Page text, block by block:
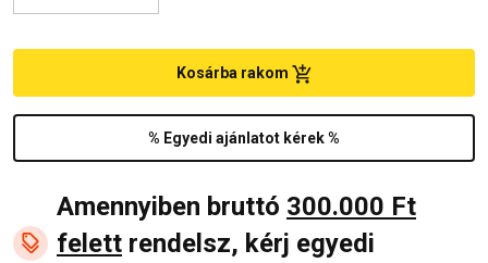
% Egyedi ajánlatot kérek %
Kosárba rakom
Amennyiben bruttó 300.000 Ft
felett rendelsz, kérj egyedi